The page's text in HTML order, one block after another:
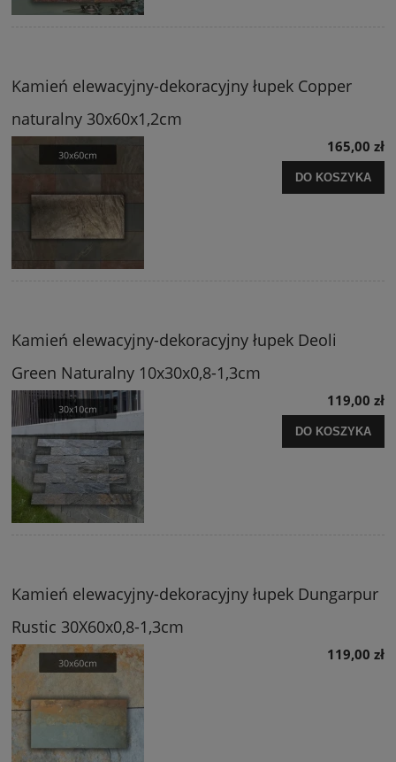
Kamień elewacyjny-dekoracyjny łupek Copper
naturalny 30x60x1,2cm
165,00 zł
DO KOSZYKA
Kamień elewacyjny-dekoracyjny łupek Deoli
Green Naturalny 10x30x0,8-1,3cm
119,00 zł
DO KOSZYKA
Kamień elewacyjny-dekoracyjny łupek Dungarpur
Rustic 30X60x0,8-1,3cm
119,00 zł